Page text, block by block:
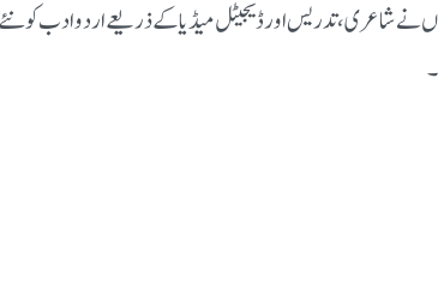
شاعری، تدریس اور ڈیجیٹل میڈیا کے ذریعے اردو ادب کو نئے